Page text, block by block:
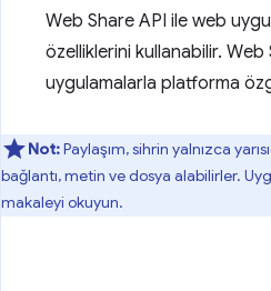
Web Share API ile web
özelliklerini kullanabilir. Web
uygulamalarla platforma
Not:Paylaşım, sihrin yalnızca
bağlantı, metin ve dosya alabilirler.
makaleyi okuyun.